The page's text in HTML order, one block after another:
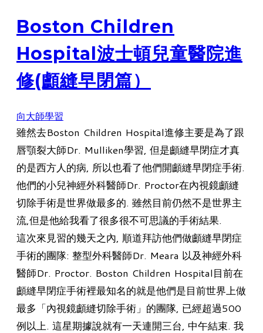
Boston Children
Hospital波士頓兒童醫院進
修(顱縫早閉篇）
向大師學習
雖然去Boston Children Hospital進修主要是為了跟
唇顎裂大師Dr. Mulliken學習, 但是顱縫早閉症才真
的是西方人的病, 所以也看了他們開顱縫早閉症手術.
他們的小兒神經外科醫師Dr. Proctor在內視鏡顱縫
切除手術是世界做最多的. 雖然目前仍然不是世界主
流,但是他給我看了很多很不可思議的手術結果.
​這次來見習的幾天之內, 順道拜訪他們做顱縫早閉症
手術的團隊: 整型外科醫師Dr. Meara 以及神經外科
醫師Dr. Proctor. Boston Children Hospital目前在
顱縫早閉症手術裡最知名的就是他們是目前世界上做
最多「內視鏡顱縫切除手術」的團隊, 已經超過500
例以上. 這星期據說就有一天連開三台, 中午結束. 我